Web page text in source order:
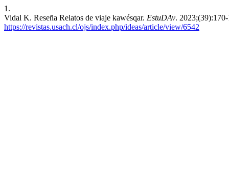
1.
Vidal K. Reseña Relatos de viaje kawésqar. EstuDAv.
https://revistas.usach.cl/ojs/index.php/ideas/article/view/6542